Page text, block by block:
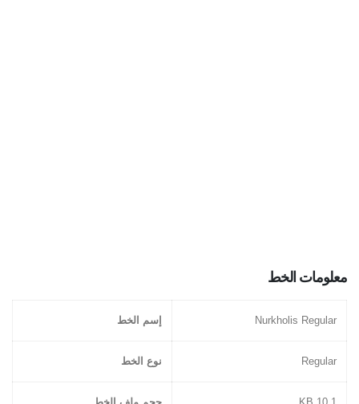
معلومات الخط
Nurkholis Regular إسم الخط
Regular نوع الخط